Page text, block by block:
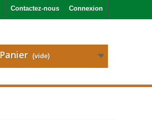
Connexion
Contactez-nous
Panier (vide)